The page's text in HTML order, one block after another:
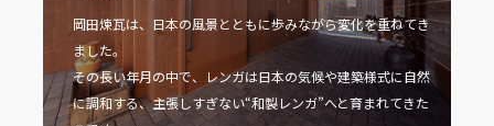
岡田煉瓦は、日本の風景とともに歩みながら変化を重ねてき
ました。
その長い年月の中で、レンガは日本の気候や建築様式に自然
に調和する、主張しすぎない“和製レンガ”へと育まれてきた